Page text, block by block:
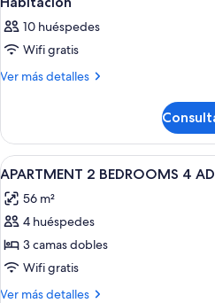
10 huéspedes
Wifi gratis
Ver más detalles
Más
Abrir
todas
las
fotos
de
APARTMENT
2
8
APARTMENT 2 BEDROOMS 4
56 m²
4 huéspedes
3 camas dobles
Wifi gratis
Ver más detalles
Más